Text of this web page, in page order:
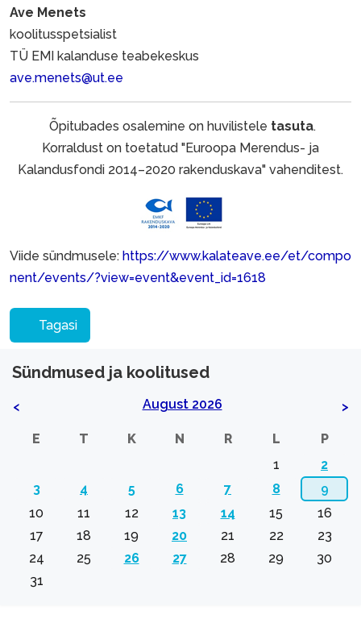
Ave Menets
koolitusspetsialist
TÜ EMI kalanduse teabekeskus
ave.menets@ut.ee
Õpitubades osalemine on huvilistele tasuta.
Korraldust on toetatud "Euroopa Merendus- ja
Kalandusfondi 2014–2020 rakenduskava" vahenditest.
Viide sündmusele: https://www.kalateave.ee/et/compo
nent/events/?view=event&event_id=1618
Tagasi
Sündmused ja koolitused
< August 2026 >
E T K N R L
P
1
2
3
4 5 6 7 8
9
10
11 12 13 14 15
16
17
18 19 20 21 22
23
24
25 26 27 28 29
30
31